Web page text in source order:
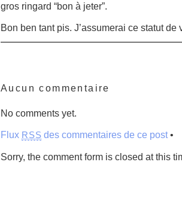
gros ringard “bon à jeter”.
Bon ben tant pis. J’assumerai ce statut de
Aucun commentaire
No comments yet.
Flux RSS des commentaires de ce post•
Sorry, the comment form is closed at this